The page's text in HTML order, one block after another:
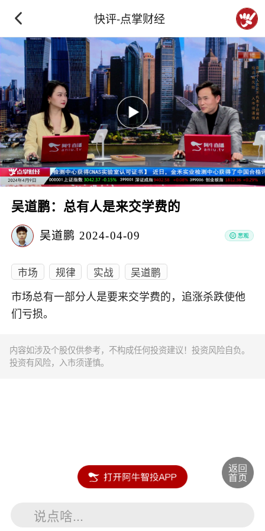
快评-点掌财经
吴道鹏：总有人是来交学费的
吴道鹏 2024-04-09
市场 规律 实战 吴道鹏
市场总有一部分人是要来交学费的，追涨杀跌使他
们亏损。
内容如涉及个股仅供参考，不构成任何投资建议！投资风险自负。
投资有风险，入市须谨慎。
说点啥...